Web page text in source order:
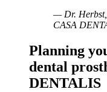
— Dr. Herbst,
CASA
Planning
dental
DENTALIS